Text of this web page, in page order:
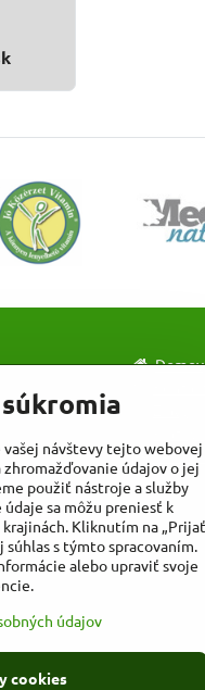
Sliač-Rybáre
Domov
vašej návštevy tejto webovej
údajov o jej
použiť nástroje a služby
sa môžu preniesť k
krajinách. Kliknutím na „Prijať
s týmto spracovaním.
alebo upraviť svoje
údajov
cookies